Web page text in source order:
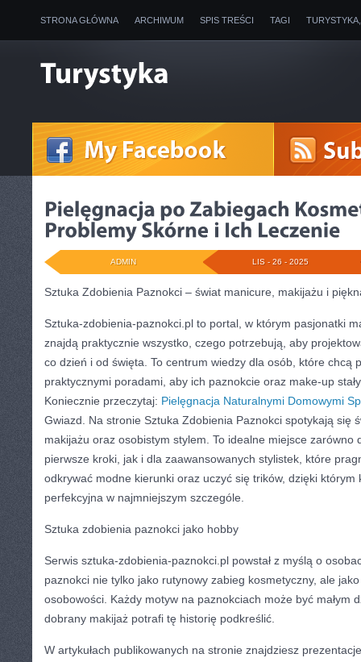
STRONA GŁÓWNA ARCHIWUM SPIS TREŚCI TAGI
LIS - 26 - 2025
ADMIN
Sztuka Zdobienia Paznokci – świat manicure, makijażu i
Sztuka-zdobienia-paznokci.pl to portal, w którym pasjonatki
znajdą praktycznie wszystko, czego potrzebują, aby
co dzień i od święta. To centrum wiedzy dla osób, które chcą
praktycznymi poradami, aby ich paznokcie oraz make-up
Koniecznie przeczytaj: Pielęgnacja Naturalnymi Domowymi
Gwiazd. Na stronie Sztuka Zdobienia Paznokci spotykają się
makijażu oraz osobistym stylem. To idealne miejsce zarówno
pierwsze kroki, jak i dla zaawansowanych stylistek, które
odkrywać modne kierunki oraz uczyć się trików, dzięki którym
perfekcyjna w najmniejszym szczególe.
Sztuka zdobienia paznokci jako hobby
Serwis sztuka-zdobienia-paznokci.pl powstał z myślą o
paznokci nie tylko jako rutynowy zabieg kosmetyczny, ale
osobowości. Każdy motyw na paznokciach może być małym
dobrany makijaż potrafi tę historię podkreślić.
W artykułach publikowanych na stronie znajdziesz